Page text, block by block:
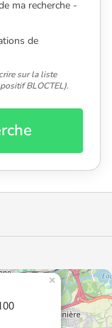
ma recherche -
de
sur la liste
BLOCTEL).
×